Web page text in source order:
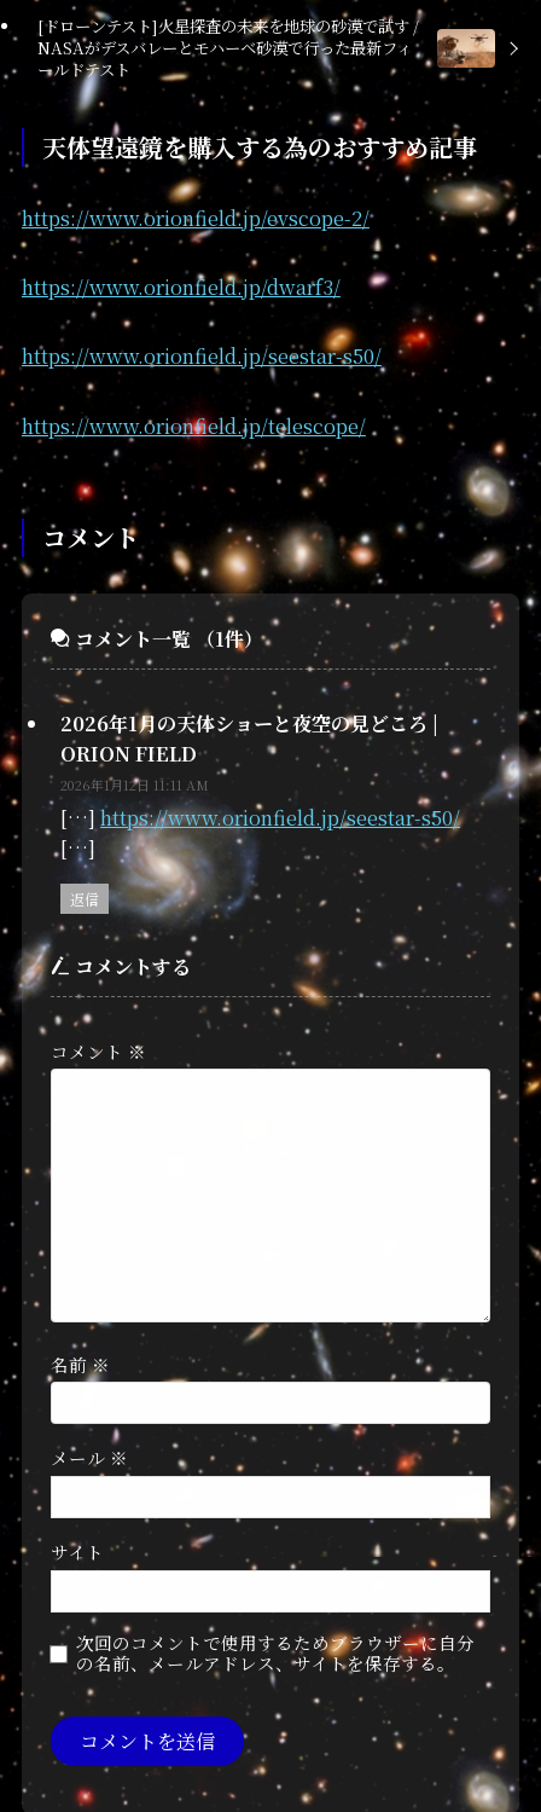
[ドローンテスト]火星探査の未来を地球の砂漠で試す /
NASAがデスバレーとモハーベ砂漠で行った最新フィ
ールドテスト
天体望遠鏡を購入する為のおすすめ記事
https://www.orionfield.jp/evscope-2/
https://www.orionfield.jp/dwarf3/
https://www.orionfield.jp/seestar-s50/
https://www.orionfield.jp/telescope/
コメント
コメント一覧 （1件）
2026年1月の天体ショーと夜空の見どころ |
ORION FIELD
2026年1月12日 11:11 AM
[…]https://www.orionfield.jp/seestar-s50/
[…]
返信
コメントする
コメント ※
名前※
メール ※
サイト
次回のコメントで使用するためブラウザーに自分
の名前、メールアドレス、サイトを保存する。